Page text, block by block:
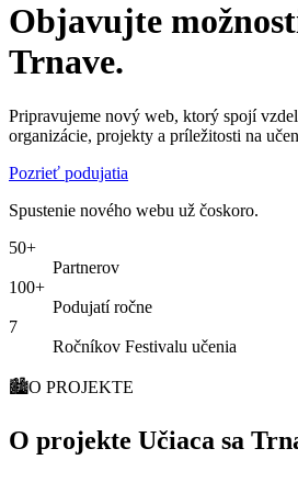
Objavujte
Trnave.
Pripravujeme nový web, ktorý spojí
organizácie, projekty a príležitosti na
Pozrieť podujatia
Spustenie nového webu už čoskoro.
50+
Partnerov
100+
Podujatí ročne
7
Ročníkov Festivalu učenia
🏙️O PROJEKTE
O projekte Učiaca sa